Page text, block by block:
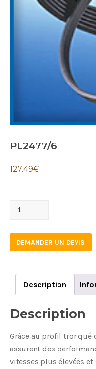
PL2477/6
127.49€
PL2477/6
DEMANDER UN DEVIS
Description
Description
Grâce au profil tronqué
assurent des
vitesses plus élevées